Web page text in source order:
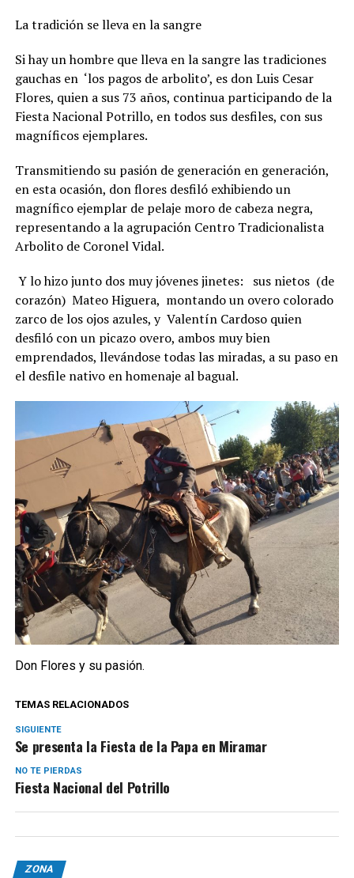
La tradición se lleva en la sangre
Si hay un hombre que lleva en la sangre las tradiciones
gauchas en ‘los pagos de arbolito’, es don Luis Cesar
Flores, quien a sus 73 años, continua participando de la
Fiesta Nacional Potrillo, en todos sus desfiles, con sus
magníficos ejemplares.
Transmitiendo su pasión de generación en generación,
en esta ocasión, don flores desfiló exhibiendo un
magnífico ejemplar de pelaje moro de cabeza negra,
representando a la agrupación Centro Tradicionalista
Arbolito de Coronel Vidal.
Y lo hizo junto dos muy jóvenes jinetes: sus nietos (de
corazón) Mateo Higuera, montando un overo colorado
zarco de los ojos azules, y Valentín Cardoso quien
desfiló con un picazo overo, ambos muy bien
emprendados, llevándose todas las miradas, a su paso en
el desfile nativo en homenaje al bagual.
Don Flores y su pasión.
TEMAS RELACIONADOS
SIGUIENTE
Se presenta la Fiesta de la Papa en Miramar
NO TE PIERDAS
Fiesta Nacional del Potrillo
ZONA